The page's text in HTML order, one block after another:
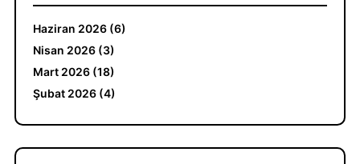
Haziran 2026 (6)
Nisan 2026 (3)
Mart 2026 (18)
Şubat 2026 (4)